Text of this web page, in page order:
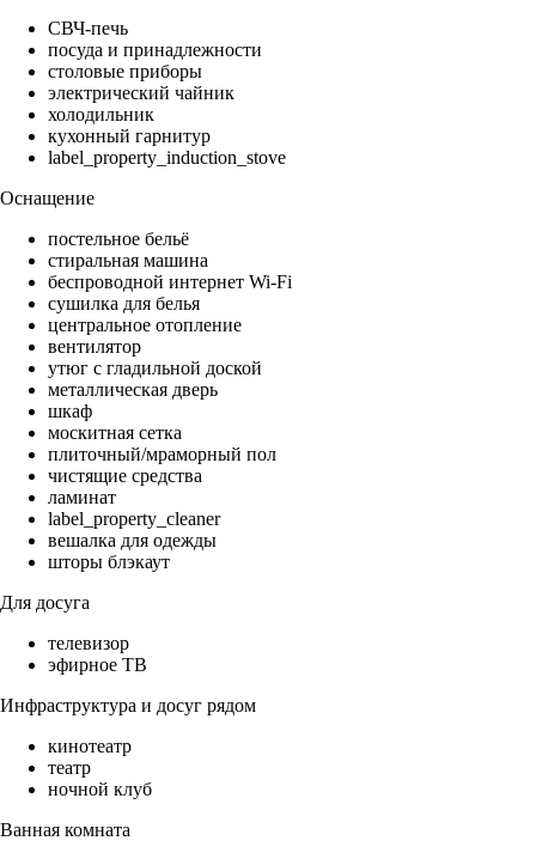
СВЧ-печь
посуда и принадлежности
столовые приборы
электрический чайник
холодильник
кухонный гарнитур
label_property_induction_stove
Оснащение
постельное бельё
стиральная машина
беспроводной интернет Wi-Fi
сушилка для белья
центральное отопление
вентилятор
утюг с гладильной доской
металлическая дверь
шкаф
москитная сетка
плиточный/мраморный пол
чистящие средства
ламинат
label_property_cleaner
вешалка для одежды
шторы блэкаут
Для досуга
телевизор
эфирное ТВ
Инфраструктура и досуг рядом
кинотеатр
театр
ночной клуб
Ванная комната